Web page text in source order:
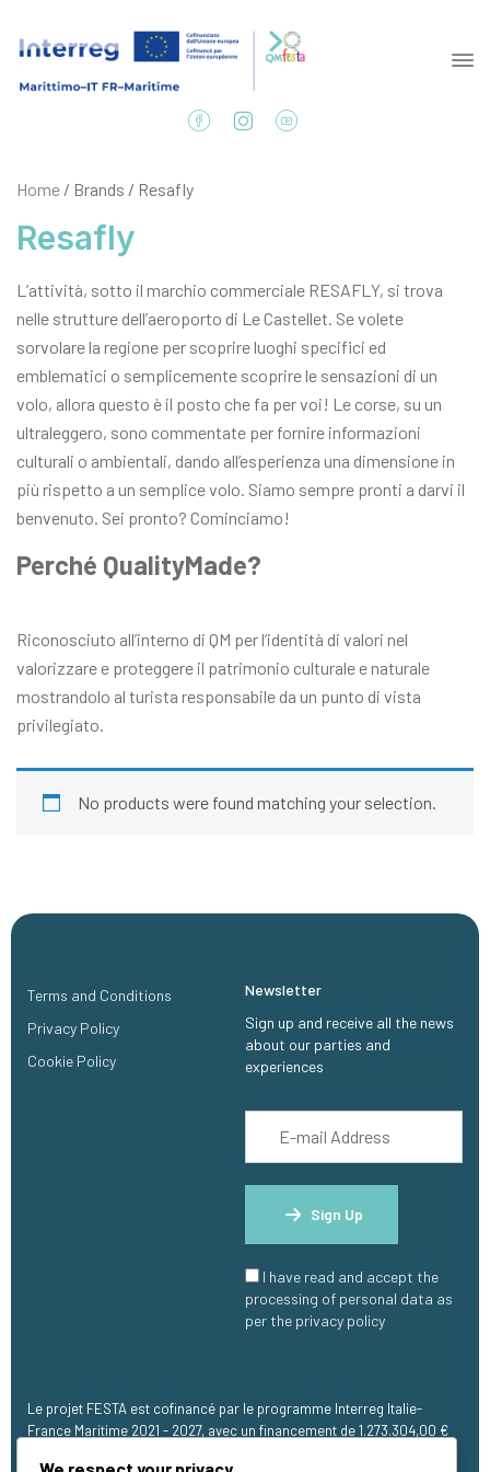
Home / Brands / Resafly
Resafly
L’attività, sotto il marchio commerciale RESAFLY, si trova
nelle strutture dell’aeroporto di Le Castellet. Se volete
sorvolare la regione per scoprire luoghi specifici ed
emblematici o semplicemente scoprire le sensazioni di un
volo, allora questo è il posto che fa per voi! Le corse, su un
ultraleggero, sono commentate per fornire informazioni
culturali o ambientali, dando all’esperienza una dimensione in
più rispetto a un semplice volo. Siamo sempre pronti a darvi il
benvenuto. Sei pronto? Cominciamo!
Perché QualityMade?
Riconosciuto all’interno di QM per l’identità di valori nel
valorizzare e proteggere il patrimonio culturale e naturale
mostrandolo al turista responsabile da un punto di vista
privilegiato.
No products were found matching your selection.
Terms and Conditions
Privacy Policy
Cookie Policy
Newsletter
Sign up and receive all the news
about our parties and
experiences
Sign Up
I have read and accept the
processing of personal data as
per the privacy policy
Le projet FESTA est cofinancé par le programme Interreg Italie-
France Maritime 2021 - 2027, avec un financement de 1.273.304,00 €